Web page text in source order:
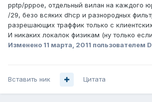
pptp/pppoe, отдельный вилан на каждого
/29, безо всяких dhcp и разнородных
разрешающих траффик только с
И никаких локалок физикам (ну только
Изменено 11 марта, 2011 пользователем
Вставить ник Цитата